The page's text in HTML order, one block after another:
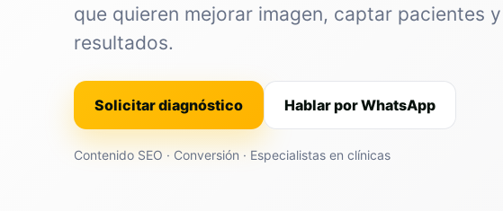
que quieren mejorar imagen, captar pacientes
resultados.
Solicitar diagnóstico Hablar por WhatsApp
Contenido SEO · Conversión · Especialistas en clínicas